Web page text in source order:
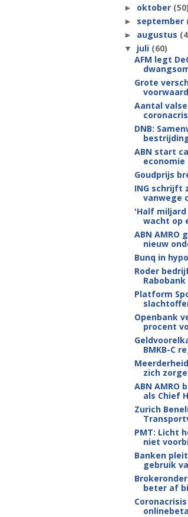
► oktober (50)
► september
► augustus
▼ juli (60)
AFM legt
Grote
Aantal
DNB:
ABN start
economie
Goudprijs
ING schrijft
vanwege
'Half
wacht op
ABN AMRO
nieuw
Bunq in
Roder
Rabobank
Platform
Openbank
procent
BMKB-C
zich
ABN AMRO
als Chief
Zurich
PMT: Licht
niet
Banken
gebruik
beter af